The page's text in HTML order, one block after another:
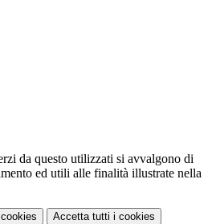
da questo utilizzati si avvalgono di
ed utili alle finalità illustrate nella
Accetta tutti i cookies